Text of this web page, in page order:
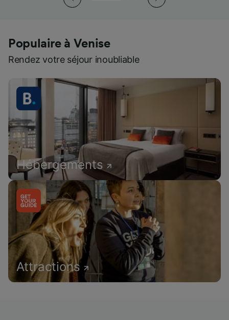
Populaire à Venise
Rendez votre séjour inoubliable
Hébergements
Attractions